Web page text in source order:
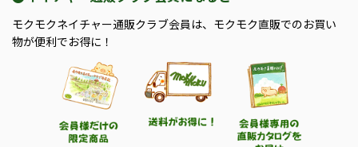
モクモクネイチャー通販クラブ会員は、モクモク直販でのお買い
物が便利でお得に！